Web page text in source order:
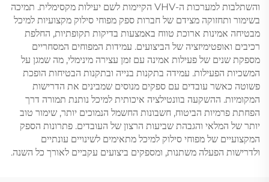
והשתלבות למערכות ה-VHV הקיימות לשם יעילות מקסימלית. תמיכה
בשימור ותחזוקה מצידם של חברות ספק מפוחי סילוק מקצועיות למיכל
מבטיחה אמינות ארוכת טווח באמצעות בדיקות תקופתיות, החלפת
רכיבים ואופטימיזציה של הביצועים. עמידות המפוחים המסחריים
מספקת שנים של פעילות אמינה עם זמן עצירה מינימלי, מה שמגן על
המשכיות הפעילות. עמידה בתקנות בנייה ובתקנות הבטיחות הופכת
פשוטה כאשר עובדים עם ספקים מנוסים שמבינים את הדרישות
המקומיות. ההשקעה בוונטילציה איכותית למיכל נותנת תמורה דרך
הפחתת פרמיות הביטוח, חשבונות החשמל הנמוכים יותר, שימור טוב
יותר של המלאי והגבהת שביעות הרצון של העובדים. פתרונות הספק
המקצועיים של מפוחי סילוק למיכל מתאימים לשינויים עונתיים
ולדרישות הפעלה משתנות, ומספקים ביצועים עקביים לאורך כל השנה.